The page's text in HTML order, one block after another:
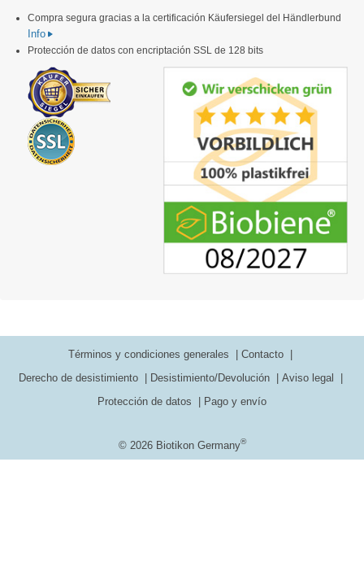
Compra segura gracias a la certificación Käufersiegel del Händlerbund
Info
Protección de datos con encriptación SSL de 128 bits
© 2026 Biotikon Germany®
Términos y condiciones generales
Contacto
Derecho de desistimiento
Desistimiento/Devolución
Aviso legal
Protección de datos
Pago y envío